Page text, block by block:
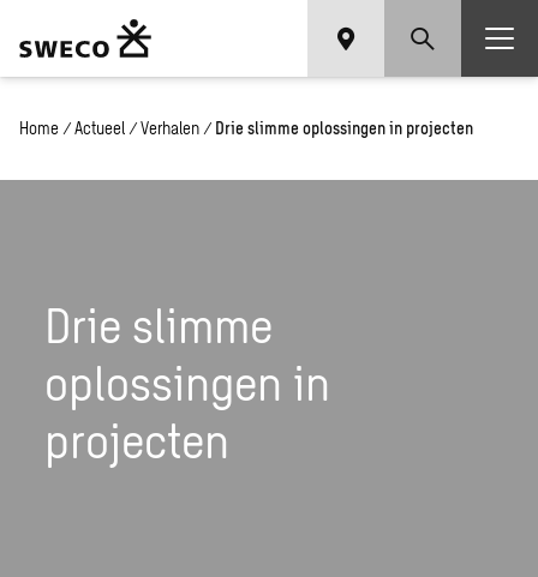
Home / Actueel / Verhalen / Drie slimme oplossingen in projecten
Drie slimme
oplossingen in
projecten